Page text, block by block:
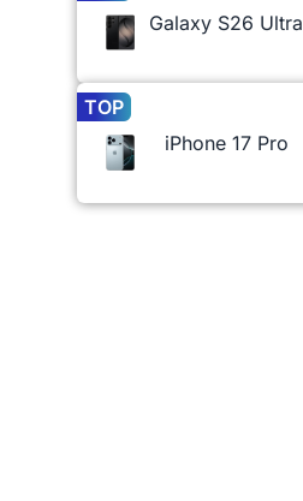
Galaxy S26 Ultra
TOP
iPhone 17 Pro